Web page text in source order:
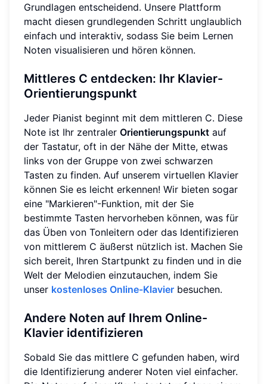
Grundlagen entscheidend. Unsere Plattform
macht diesen grundlegenden Schritt unglaublich
einfach und interaktiv, sodass Sie beim Lernen
Noten visualisieren und hören können.
Mittleres C entdecken: Ihr Klavier-
Orientierungspunkt
Jeder Pianist beginnt mit dem mittleren C. Diese
Note ist Ihr zentraler Orientierungspunkt auf
der Tastatur, oft in der Nähe der Mitte, etwas
links von der Gruppe von zwei schwarzen
Tasten zu finden. Auf unserem virtuellen Klavier
können Sie es leicht erkennen! Wir bieten sogar
eine "Markieren"-Funktion, mit der Sie
bestimmte Tasten hervorheben können, was für
das Üben von Tonleitern oder das Identifizieren
von mittlerem C äußerst nützlich ist. Machen Sie
sich bereit, Ihren Startpunkt zu finden und in die
Welt der Melodien einzutauchen, indem Sie
unser kostenloses Online-Klavier besuchen.
Andere Noten auf Ihrem Online-
Klavier identifizieren
Sobald Sie das mittlere C gefunden haben, wird
die Identifizierung anderer Noten viel einfacher.